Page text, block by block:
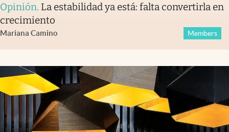
Opinión. La estabilidad ya está: falta convertirla en
crecimiento
Mariana Camino Members